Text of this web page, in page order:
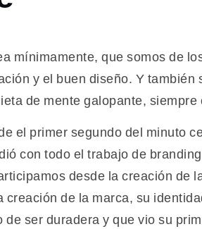
mínimamente, que somos de
y el buen diseño. Y también
de mente galopante,
el primer segundo del minuto
con todo el trabajo de
desde la creación de
de la marca, su
ser duradera y que vio su